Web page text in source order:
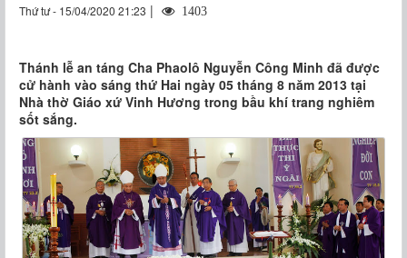
Thứ tư - 15/04/2020 21:23 | 1403
Thánh lễ an táng Cha Phaolô Nguyễn Công Minh đã được
cử hành vào sáng thứ Hai ngày 05 tháng 8 năm 2013 tại
Nhà thờ Giáo xứ Vinh Hương trong bầu khí trang nghiêm
sốt sắng.